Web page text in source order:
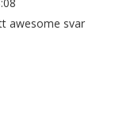
awesome svar